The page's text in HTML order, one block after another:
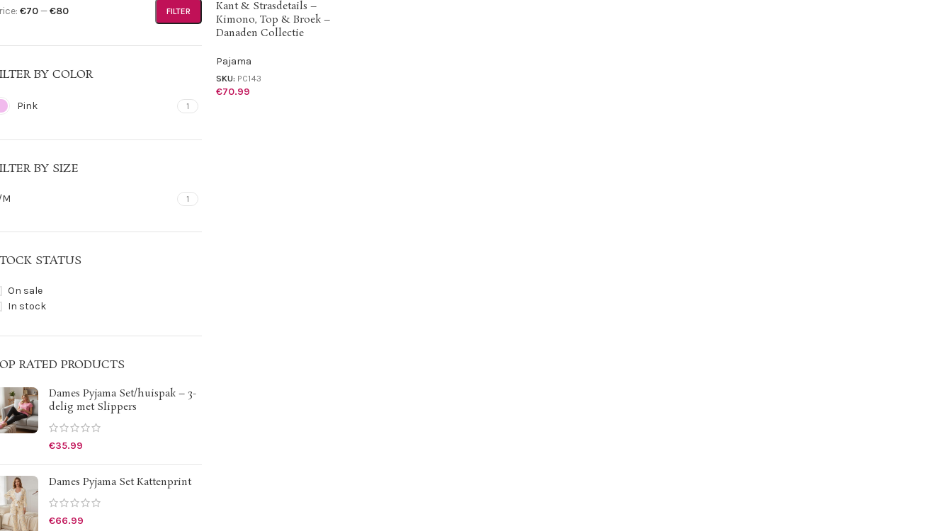
FILTER
€70—€80
BY COLOR
Pink 1
BY SIZE
1
STATUS
On sale
In stock
RATED PRODUCTS
Dames Pyjama Set/huispak – 3-
delig met Slippers
€35.99
Dames Pyjama Set Kattenprint
€66.99
Kant & Strasdetails –
Kimono, Top & Broek –
Danaden Collectie
Pajama
SKU: PC143
€70.99